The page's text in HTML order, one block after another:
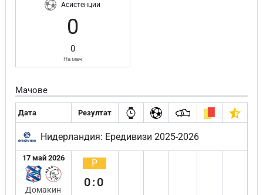
Асистенции
0
0
На мач
Мачове
Дата Резултат
Нидерландия: Ередивизи 2025-2026
17 май 2026
Домакин
Р
0:0